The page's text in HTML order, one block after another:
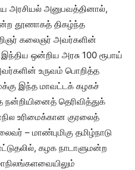
அரசியல் அனுபவத்தினால்,
தூணாகத் திகழ்ந்த
கலைஞர் அவர்களின்
ஒன்றிய அரசு 100 ரூபாய்
உருவம் பொறித்த
இந்த மாவட்டக் கழகச்
தெரிவித்துக்
உரிமைக்கான குரலைத்
– மாண்புமிகு தமிழ்நாடு
கழக நாடாளுமன்ற